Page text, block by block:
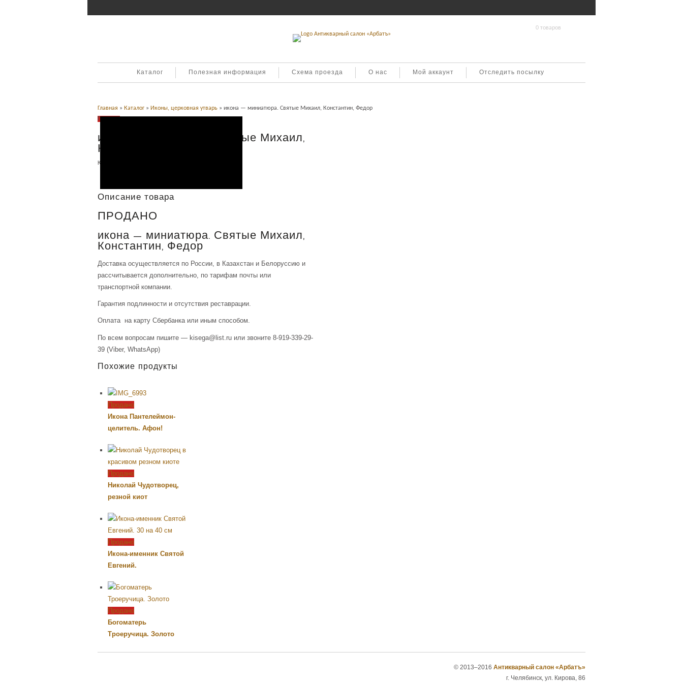
0 товаров
Каталог Полезная информация Схема проезда О нас Мой аккаунт Отследить посылку
Главная » Каталог » Иконы, церковная утварь » икона — миниатюра. Святые Михаил, Константин, Федор
Продано
икона — миниатюра. Святые Михаил,
Константин, Федор
Категория:
Описание товара
ПРОДАНО
икона — миниатюра. Святые Михаил,
Константин, Федор
Доставка осуществляется по России, в Казахстан и Белоруссию и
рассчитывается дополнительно, по тарифам почты или
транспортной компании.
Гарантия подлинности и отсутствия реставрации.
Оплата на карту Сбербанка или иным способом.
По всем вопросам пишите — kisega@list.ru или звоните 8-919-339-29-
39 (Viber, WhatsApp)
Похожие продукты
Продано
Икона Пантелеймон-
целитель. Афон!
Продано
Николай Чудотворец,
резной киот
Продано
Икона-именник Святой
Евгений.
Продано
Богоматерь
Троеручица. Золото
© 2013–2016 Антикварный салон «Арбатъ»
г. Челябинск, ул. Кирова, 86